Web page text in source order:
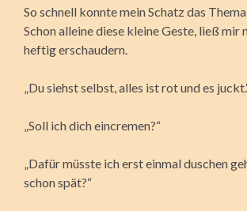
So schnell konnte mein Schatz das
Schon alleine diese kleine Geste, ließ mir
heftig erschaudern.
„Du siehst selbst, alles ist rot und es
„Soll ich dich eincremen?“
„Dafür müsste ich erst einmal duschen
schon spät?“